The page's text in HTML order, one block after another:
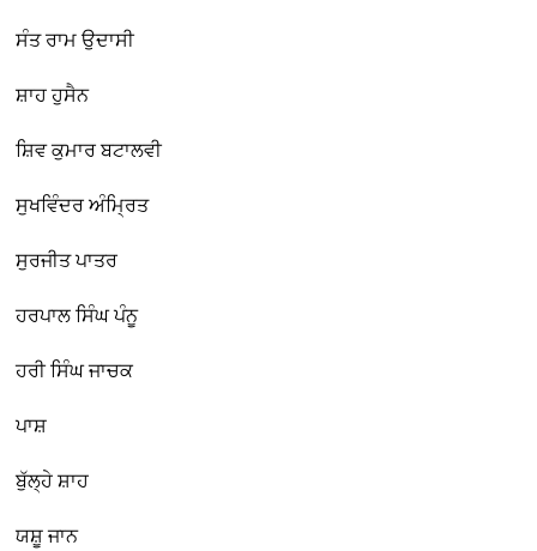
ਸੰਤ ਰਾਮ ਉਦਾਸੀ
ਸ਼ਾਹ ਹੁਸੈਨ
ਸ਼ਿਵ ਕੁਮਾਰ ਬਟਾਲਵੀ
ਸੁਖਵਿੰਦਰ ਅੰਮ੍ਰਿਤ
ਸੁਰਜੀਤ ਪਾਤਰ
ਹਰਪਾਲ ਸਿੰਘ ਪੰਨੂ
ਹਰੀ ਸਿੰਘ ਜਾਚਕ
ਪਾਸ਼
ਬੁੱਲ੍ਹੇ ਸ਼ਾਹ
ਯਸ਼ੂ ਜਾਨ